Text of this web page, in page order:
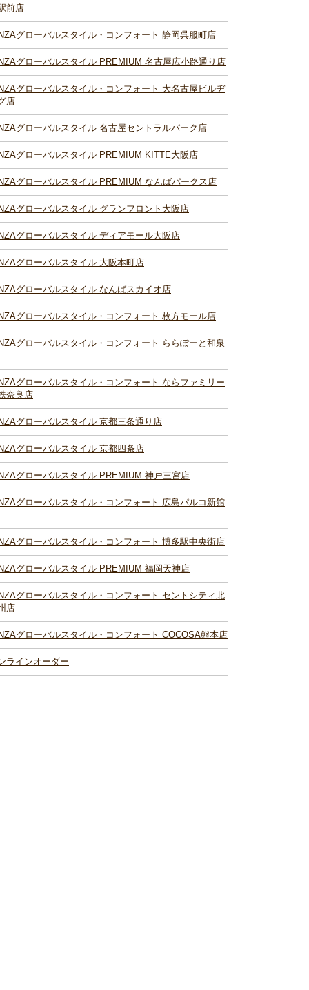
前店
グローバルスタイル・コンフォート 静岡呉服町店
グローバルスタイル PREMIUM 名古屋広小路通り店
グローバルスタイル・コンフォート 大名古屋ビルヂ
店
グローバルスタイル 名古屋セントラルパーク店
グローバルスタイル PREMIUM KITTE大阪店
グローバルスタイル PREMIUM なんばパークス店
グローバルスタイル グランフロント大阪店
グローバルスタイル ディアモール大阪店
グローバルスタイル 大阪本町店
グローバルスタイル なんばスカイオ店
グローバルスタイル・コンフォート 枚方モール店
グローバルスタイル・コンフォート ららぽーと和泉
グローバルスタイル・コンフォート ならファミリー
奈良店
グローバルスタイル 京都三条通り店
グローバルスタイル 京都四条店
グローバルスタイル PREMIUM 神戸三宮店
グローバルスタイル・コンフォート 広島パルコ新館
グローバルスタイル・コンフォート 博多駅中央街店
グローバルスタイル PREMIUM 福岡天神店
グローバルスタイル・コンフォート セントシティ北
店
グローバルスタイル・コンフォート COCOSA熊本店
ラインオーダー